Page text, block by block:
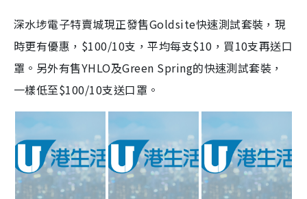
深水埗電子特賣城現正發售Goldsite快速測試套裝，現
時更有優惠，$100/10支，平均每支$10，買10支再送口
罩。另外有售YHLO及Green Spring的快速測試套裝，
一樣低至$100/10支送口罩。